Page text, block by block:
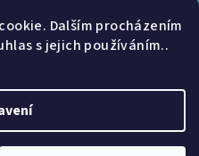
Dalším procházením
s jejich používáním..